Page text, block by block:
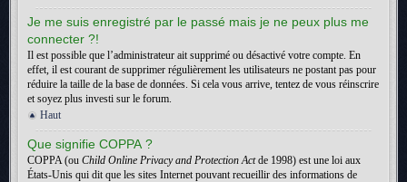
Je me suis enregistré par le passé mais je ne peux plus me
connecter ?!
Il est possible que l’administrateur ait supprimé ou désactivé votre compte. En
effet, il est courant de supprimer régulièrement les utilisateurs ne postant pas pour
réduire la taille de la base de données. Si cela vous arrive, tentez de vous réinscrire
et soyez plus investi sur le forum.
Haut
Que signifie COPPA ?
COPPA (ou Child Online Privacy and Protection Actde 1998) est une loi aux
États-Unis qui dit que les sites Internet pouvant recueillir des informations de